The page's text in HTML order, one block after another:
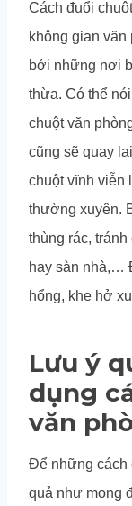
Cách đuổi
không gian
bởi những nơi
thừa. Có thể
chuột văn
cũng sẽ quay
chuột vĩnh viễn
thường xuyên.
thùng rác,
hay sàn nhà,…
hổng, khe hở
Lưu ý
dụng
văn
Để những cách
quả như mong